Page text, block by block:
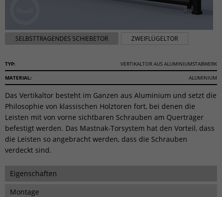
SELBSTTRAGENDES SCHIEBETOR ZWEIFLÜGELTOR
TYP:
VERTIKALTOR AUS ALUMINIUMSTABWERK
MATERIAL:
ALUMINIUM
Das Vertikaltor besteht im Ganzen aus Aluminium und setzt die
Philosophie von klassischen Holztoren fort, bei denen die
Leisten mit von vorne sichtbaren Schrauben am Querträger
befestigt werden. Das Mastnak-Torsystem hat den Vorteil, dass
die Leisten so angebracht werden, dass die Schrauben
verdeckt sind.
Eigenschaften
Montage